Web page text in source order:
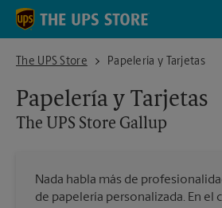
Skip to content
Return to Nav
The UPS Store
The UPS Store GallupPapelería y Tarjetas
Papelería y Tarjetas
The UPS Store Gallup
Nada habla más de
de papelería personalizada. En el